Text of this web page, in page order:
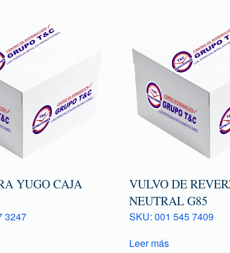
YUGO CAJA
3247
VULVO DE
NEUTRAL G85
SKU: 001 545 7409
Leer más